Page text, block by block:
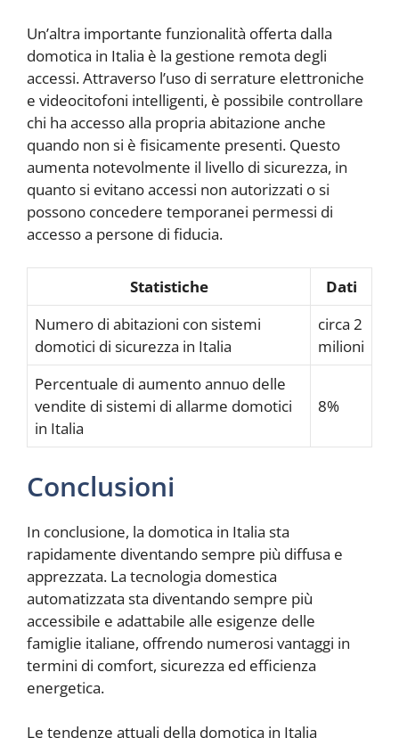
Un’altra importante funzionalità offerta dalla
domotica in Italia è la gestione remota degli
accessi. Attraverso l’uso di serrature elettroniche
e videocitofoni intelligenti, è possibile controllare
chi ha accesso alla propria abitazione anche
quando non si è fisicamente presenti. Questo
aumenta notevolmente il livello di sicurezza, in
quanto si evitano accessi non autorizzati o si
possono concedere temporanei permessi di
accesso a persone di fiducia.
Statistiche
Dati
Numero di abitazioni con sistemi
domotici di sicurezza in Italia
circa 2
milioni
Percentuale di aumento annuo delle
vendite di sistemi di allarme domotici
in Italia
8%
Conclusioni
In conclusione, la domotica in Italia sta
rapidamente diventando sempre più diffusa e
apprezzata. La tecnologia domestica
automatizzata sta diventando sempre più
accessibile e adattabile alle esigenze delle
famiglie italiane, offrendo numerosi vantaggi in
termini di comfort, sicurezza ed efficienza
energetica.
Le tendenze attuali della domotica in Italia